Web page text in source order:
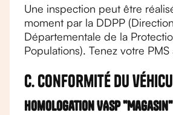
Une inspection peut être
moment par la DDPP (Direction
Départementale de la
Populations). Tenez votre PMS
C. Conformité du
Homologation VASP "Magasin"